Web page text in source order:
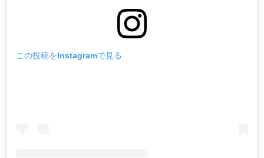
この投稿をInstagramで見る